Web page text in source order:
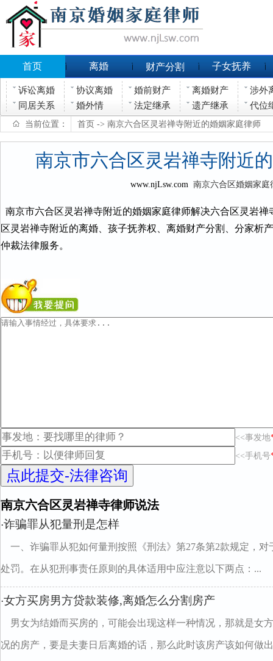
首页 离婚 财产分割 子女抚养
诉讼离婚 协议离婚 婚前财产 离婚财产
涉外
同居关系
婚外情 法定继承 遗产继承 代位
当前位置： 首页 -> 南京六合区灵岩禅寺附近的婚姻家庭律师
南京市六合区灵岩禅寺附近
www.njLsw.com南京六合区婚姻家庭
南京市六合区灵岩禅寺附近的婚姻家庭律师解决六合区灵岩
区灵岩禅寺附近的离婚、孩子抚养权、离婚财产分割、分家析
仲裁法律服务。
<<事发地
<<手机号
南京六合区灵岩禅寺律师说法
·诈骗罪从犯量刑是怎样
一、诈骗罪从犯如何量刑按照《刑法》第27条第2款规定，
处罚。在从犯刑事责任原则的具体适用中应注意以下两点：...
·女方买房男方贷款装修,离婚怎么分割房产
男女为结婚而买房的，可能会出现这样一种情况，那就是女
况的房产，要是夫妻日后离婚的话，那么此时该房产该如何做